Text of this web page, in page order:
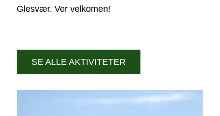
Glesvær. Ver velkomen!
SE ALLE AKTIVITETER